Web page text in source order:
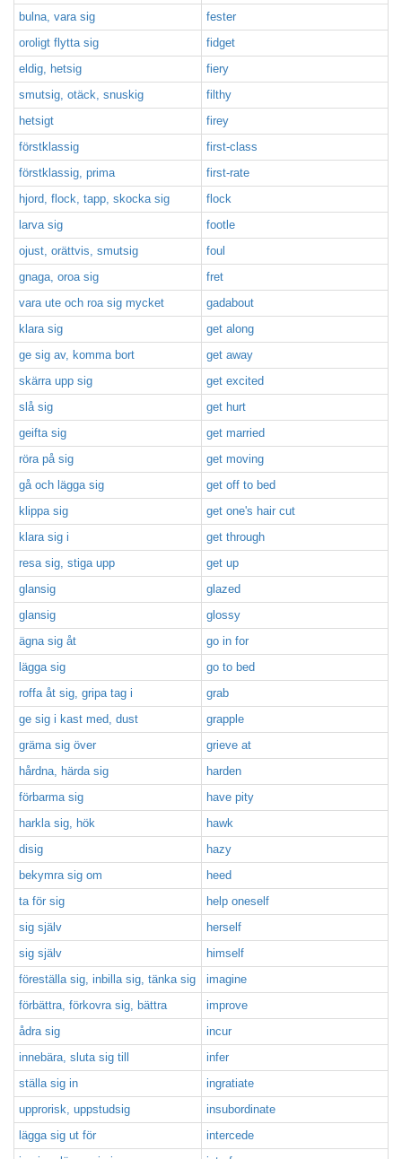
bulna, vara sig
fester
oroligt flytta sig
fidget
eldig, hetsig
fiery
smutsig, otäck, snuskig
filthy
hetsigt
firey
förstklassig
first-class
förstklassig, prima
first-rate
hjord, flock, tapp, skocka sig
flock
larva sig
footle
ojust, orättvis, smutsig
foul
gnaga, oroa sig
fret
vara ute och roa sig mycket
gadabout
klara sig
get along
ge sig av, komma bort
get away
skärra upp sig
get excited
slå sig
get hurt
geifta sig
get married
röra på sig
get moving
gå och lägga sig
get off to bed
klippa sig
get one's hair cut
klara sig i
get through
resa sig, stiga upp
get up
glansig
glazed
glansig
glossy
ägna sig åt
go in for
lägga sig
go to bed
roffa åt sig, gripa tag i
grab
ge sig i kast med, dust
grapple
gräma sig över
grieve at
hårdna, härda sig
harden
förbarma sig
have pity
harkla sig, hök
hawk
disig
hazy
bekymra sig om
heed
ta för sig
help oneself
sig själv
herself
sig själv
himself
föreställa sig, inbilla sig, tänka sig
imagine
förbättra, förkovra sig, bättra
improve
ådra sig
incur
innebära, sluta sig till
infer
ställa sig in
ingratiate
upprorisk, uppstudsig
insubordinate
lägga sig ut för
intercede